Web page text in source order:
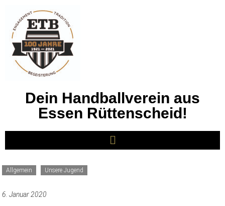
Dein Handballverein aus
Essen Rüttenscheid!
Allgemein Unsere Jugend
6. Januar 2020